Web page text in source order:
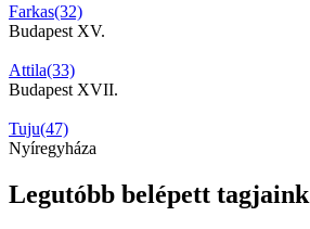
Farkas(32)
Budapest XV.
Attila(33)
Budapest XVII.
Tuju(47)
Nyíregyháza
Legutóbb belépett tagjaink